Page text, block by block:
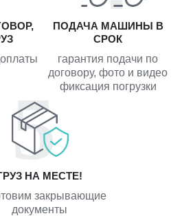
ПОДАЧА МАШИНЫ В
СРОК
гарантия подачи по
договору, фото и видео
фиксация погрузки
НА МЕСТЕ!
закрывающие
документы